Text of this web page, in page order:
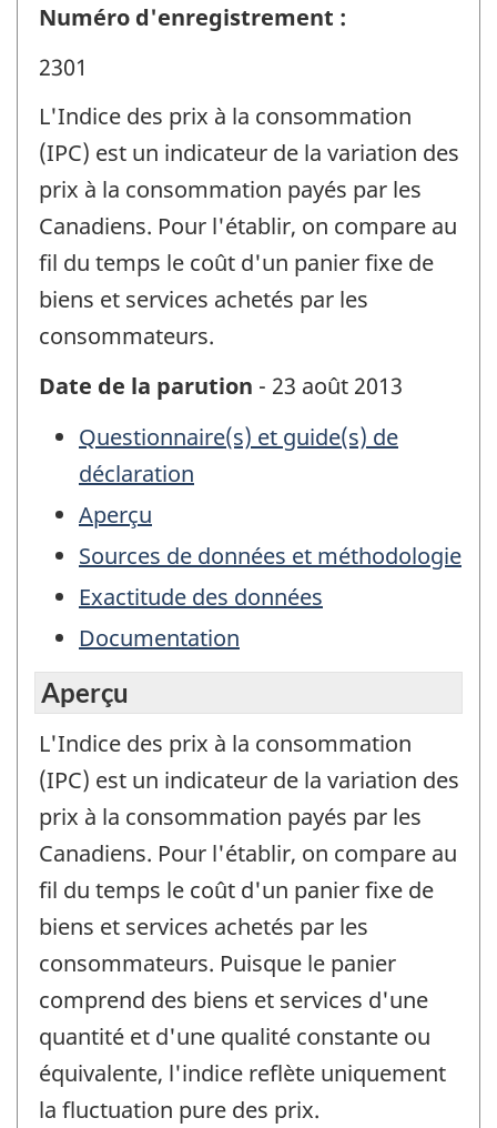
Numéro d'enregistrement :
2301
L'Indice des prix à la consommation
(IPC) est un indicateur de la variation des
prix à la consommation payés par les
Canadiens. Pour l'établir, on compare au
fil du temps le coût d'un panier fixe de
biens et services achetés par les
consommateurs.
Date de la parution - 23 août 2013
Questionnaire(s) et guide(s) de
déclaration
Aperçu
Sources de données et méthodologie
Exactitude des données
Documentation
Aperçu
L'Indice des prix à la consommation
(IPC) est un indicateur de la variation des
prix à la consommation payés par les
Canadiens. Pour l'établir, on compare au
fil du temps le coût d'un panier fixe de
biens et services achetés par les
consommateurs. Puisque le panier
comprend des biens et services d'une
quantité et d'une qualité constante ou
équivalente, l'indice reflète uniquement
la fluctuation pure des prix.